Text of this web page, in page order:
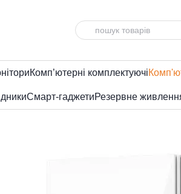
Комп’ютерні комплектуючі
Смарт-гаджетиРезервне